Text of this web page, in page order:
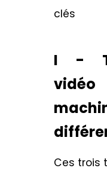
clés
I -
Ces trois